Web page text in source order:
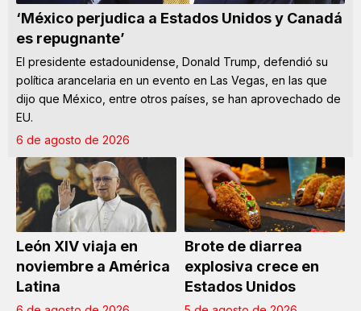
‘México perjudica a Estados Unidos y Canadá
es repugnante’
El presidente estadounidense, Donald Trump, defendió su
política arancelaria en un evento en Las Vegas, en las que
dijo que México, entre otros países, se han aprovechado de
EU.
6 de agosto de 2026
León XIV viaja en
noviembre a América
Latina
Brote de diarrea
explosiva crece en
Estados Unidos